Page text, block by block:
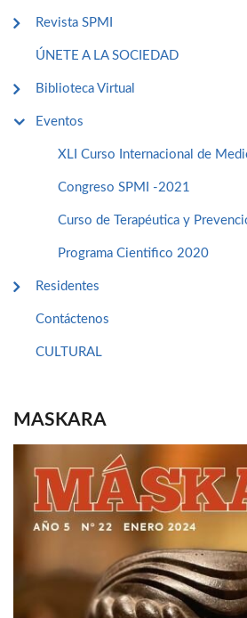
Revista SPMI
ÚNETE A LA SOCIEDAD
Biblioteca Virtual
Eventos
XLI Curso Internacional de
Congreso SPMI -2021
Curso de Terapéutica y
Programa Cientifico 2020
Residentes
Contáctenos
CULTURAL
MASKARA